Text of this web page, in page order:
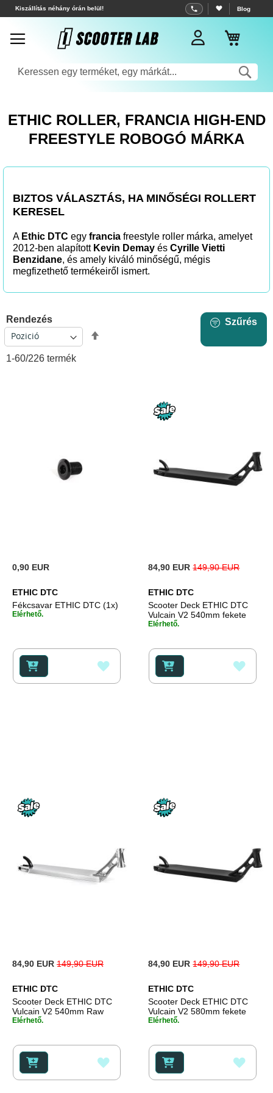
Ugrás
tartalomhoz
Ingyenes szállítás 70 € felett
Blog
ETHIC ROLLER, FRANCIA HIGH-END
FREESTYLE ROBOGÓ MÁRKA
BIZTOS VÁLASZTÁS, HA MINŐSÉGI ROLLERT
KERESEL
A Ethic DTC egy francia freestyle roller márka, amelyet
2012-ben alapított Kevin Demay és Cyrille Vietti
Benzidane, és amely kiváló minőségű, mégis
megfizethető termékeiről ismert.
1-60/226 termék
Rendezés
0,90 EUR
ETHIC DTC
Fékcsavar ETHIC DTC (1x)
Elérhető.
HOZZÁADÁS
A
Special
Price
84,90 EUR 149,90 EUR
ETHIC DTC
Scooter Deck ETHIC DTC
Vulcain V2 540mm fekete
Elérhető.
A
Special
Price
84,90 EUR 149,90 EUR
ETHIC DTC
Scooter Deck ETHIC DTC
Vulcain V2 540mm Raw
Elérhető.
HOZZÁADÁS
A
Special
Price
84,90 EUR 149,90 EUR
ETHIC DTC
Scooter Deck ETHIC DTC
Vulcain V2 580mm fekete
Elérhető.
A
Szűrés